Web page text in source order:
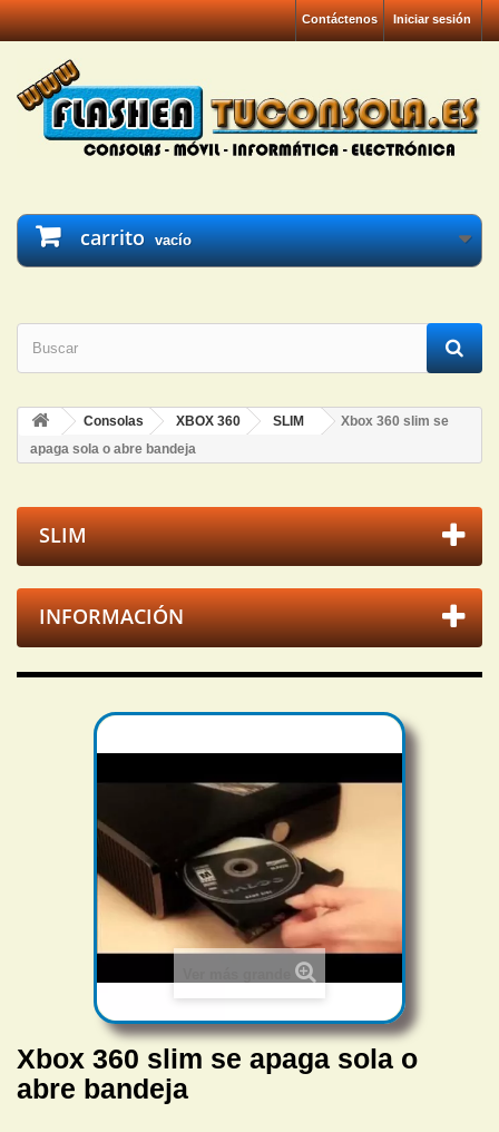
Iniciar sesión
Contáctenos
carrito vacío
Consolas XBOX 360 SLIM
Xbox 360 slim se
apaga sola o abre bandeja
SLIM
INFORMACIÓN
Xbox 360 slim se apaga sola o
abre bandeja